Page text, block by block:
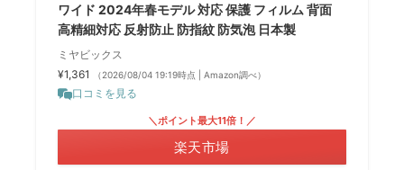
ワイド 2024年春モデル 対応 保護 フィルム 背面
高精細対応 反射防止 防指紋 防気泡 日本製
ミヤビックス
¥1,361
（2026/08/04 19:19時点 | Amazon調べ）
口コミを見る
＼ポイント最大11倍！／
楽天市場